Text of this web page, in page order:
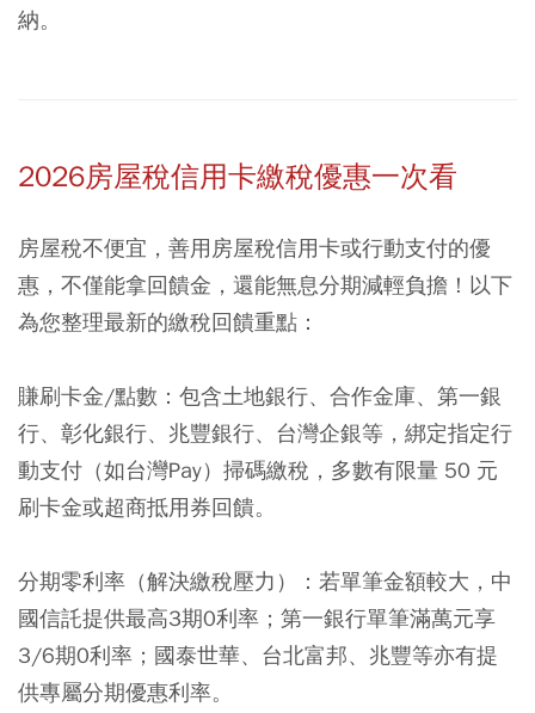
納。
2026房屋稅信用卡繳稅優惠一次看
房屋稅不便宜，善用房屋稅信用卡或行動支付的優
惠，不僅能拿回饋金，還能無息分期減輕負擔！以下
為您整理最新的繳稅回饋重點：
賺刷卡金/點數： 包含土地銀行、合作金庫、第一銀
行、彰化銀行、兆豐銀行、台灣企銀等，綁定指定行
動支付（如台灣Pay）掃碼繳稅，多數有限量 50 元
刷卡金或超商抵用券回饋。
分期零利率（解決繳稅壓力）： 若單筆金額較大，中
國信託提供最高3期0利率；第一銀行單筆滿萬元享
3/6期0利率；國泰世華、台北富邦、兆豐等亦有提
供專屬分期優惠利率。